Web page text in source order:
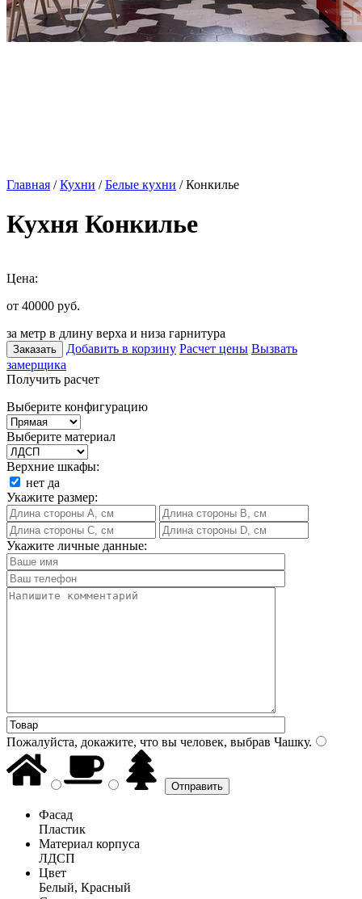
Главная /Кухни /Белые кухни / Конкилье
Кухня Конкилье
Цена:
от 40000 руб.
за метр в длину верха и низа гарнитура
Заказать Добавить в корзину Расчет цены Вызвать
замерщика
Получить расчет
Выберите конфигурацию
Выберите материал
Верхние шкафы:
нет да
Укажите размер:
Укажите личные данные:
Пожалуйста, докажите, что вы человек, выбрав Чашку.
Фасад
Пластик
Материал корпуса
ЛДСП
Цвет
Белый, Красный